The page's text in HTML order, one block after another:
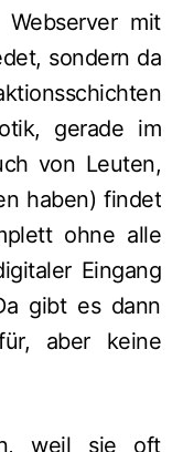
mit
sondern da
gerade im
von Leuten,
haben) findet
ohne alle
Eingang
gibt es dann
aber keine
weil sie oft